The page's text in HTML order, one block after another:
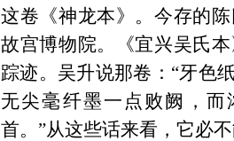
这卷《神龙本》。今存的
故宫博物院。《宜兴吴氏
踪迹。吴升说那卷： “牙色
无尖毫纤墨一点败阙，
首。”从这些话来看，它必